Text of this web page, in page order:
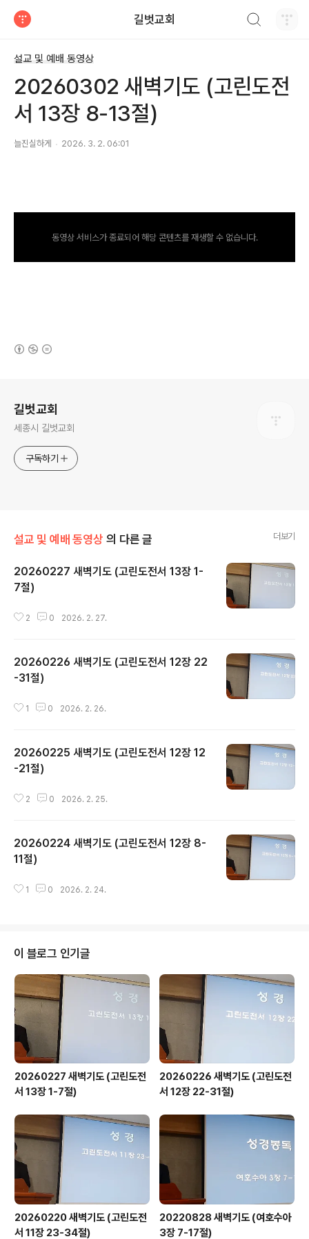
길벗교회
설교 및 예배 동영상
20260302 새벽기도 (고린도전
서 13장 8-13절)
늘진실하게 2026. 3. 2. 06:01
동영상 서비스가 종료되어 해당 콘텐츠를 재생할 수 없습니다.
길벗교회
세종시 길벗교회
구독하기
설교 및 예배 동영상 의 다른 글 더보기
20260227 새벽기도 (고린도전서 13장 1-
7절)
2 0 2026. 2. 27.
20260226 새벽기도 (고린도전서 12장 22
-31절)
1 0 2026. 2. 26.
20260225 새벽기도 (고린도전서 12장 12
-21절)
2 0 2026. 2. 25.
20260224 새벽기도 (고린도전서 12장 8-
11절)
1 0 2026. 2. 24.
이 블로그 인기글
20260227 새벽기도 (고린도전
서 13장 1-7절)
20260226 새벽기도 (고린도전
서 12장 22-31절)
20260220 새벽기도 (고린도전
서 11장 23-34절)
20220828 새벽기도 (여호수아
3장 7-17절)